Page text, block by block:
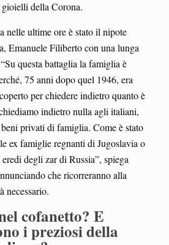
della Corona.
nelle ultime ore è stato il nipote
Emanuele Filiberto con una lunga
questa battaglia la famiglia è
75 anni dopo quel 1946, era
per chiedere indietro quanto è
indietro nulla agli italiani,
privati di famiglia. Come è stato
ex famiglie regnanti di Jugoslavia o
degli zar di Russia”, spiega
che ricorreranno alla
necessario.
cofanetto? E
i preziosi della